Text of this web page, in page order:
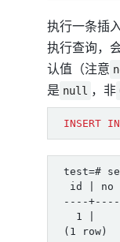
执行一条插
执行查询，
认值（注意
是 null ，非
INSERT